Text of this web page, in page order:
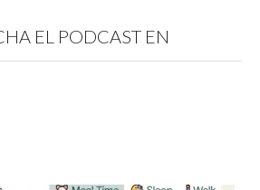
EL PODCAST EN